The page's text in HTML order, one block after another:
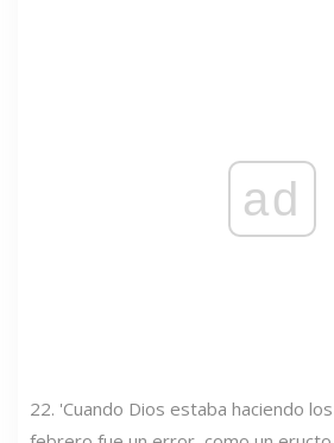
ad
22. 'Cuando Dios estaba haciendo